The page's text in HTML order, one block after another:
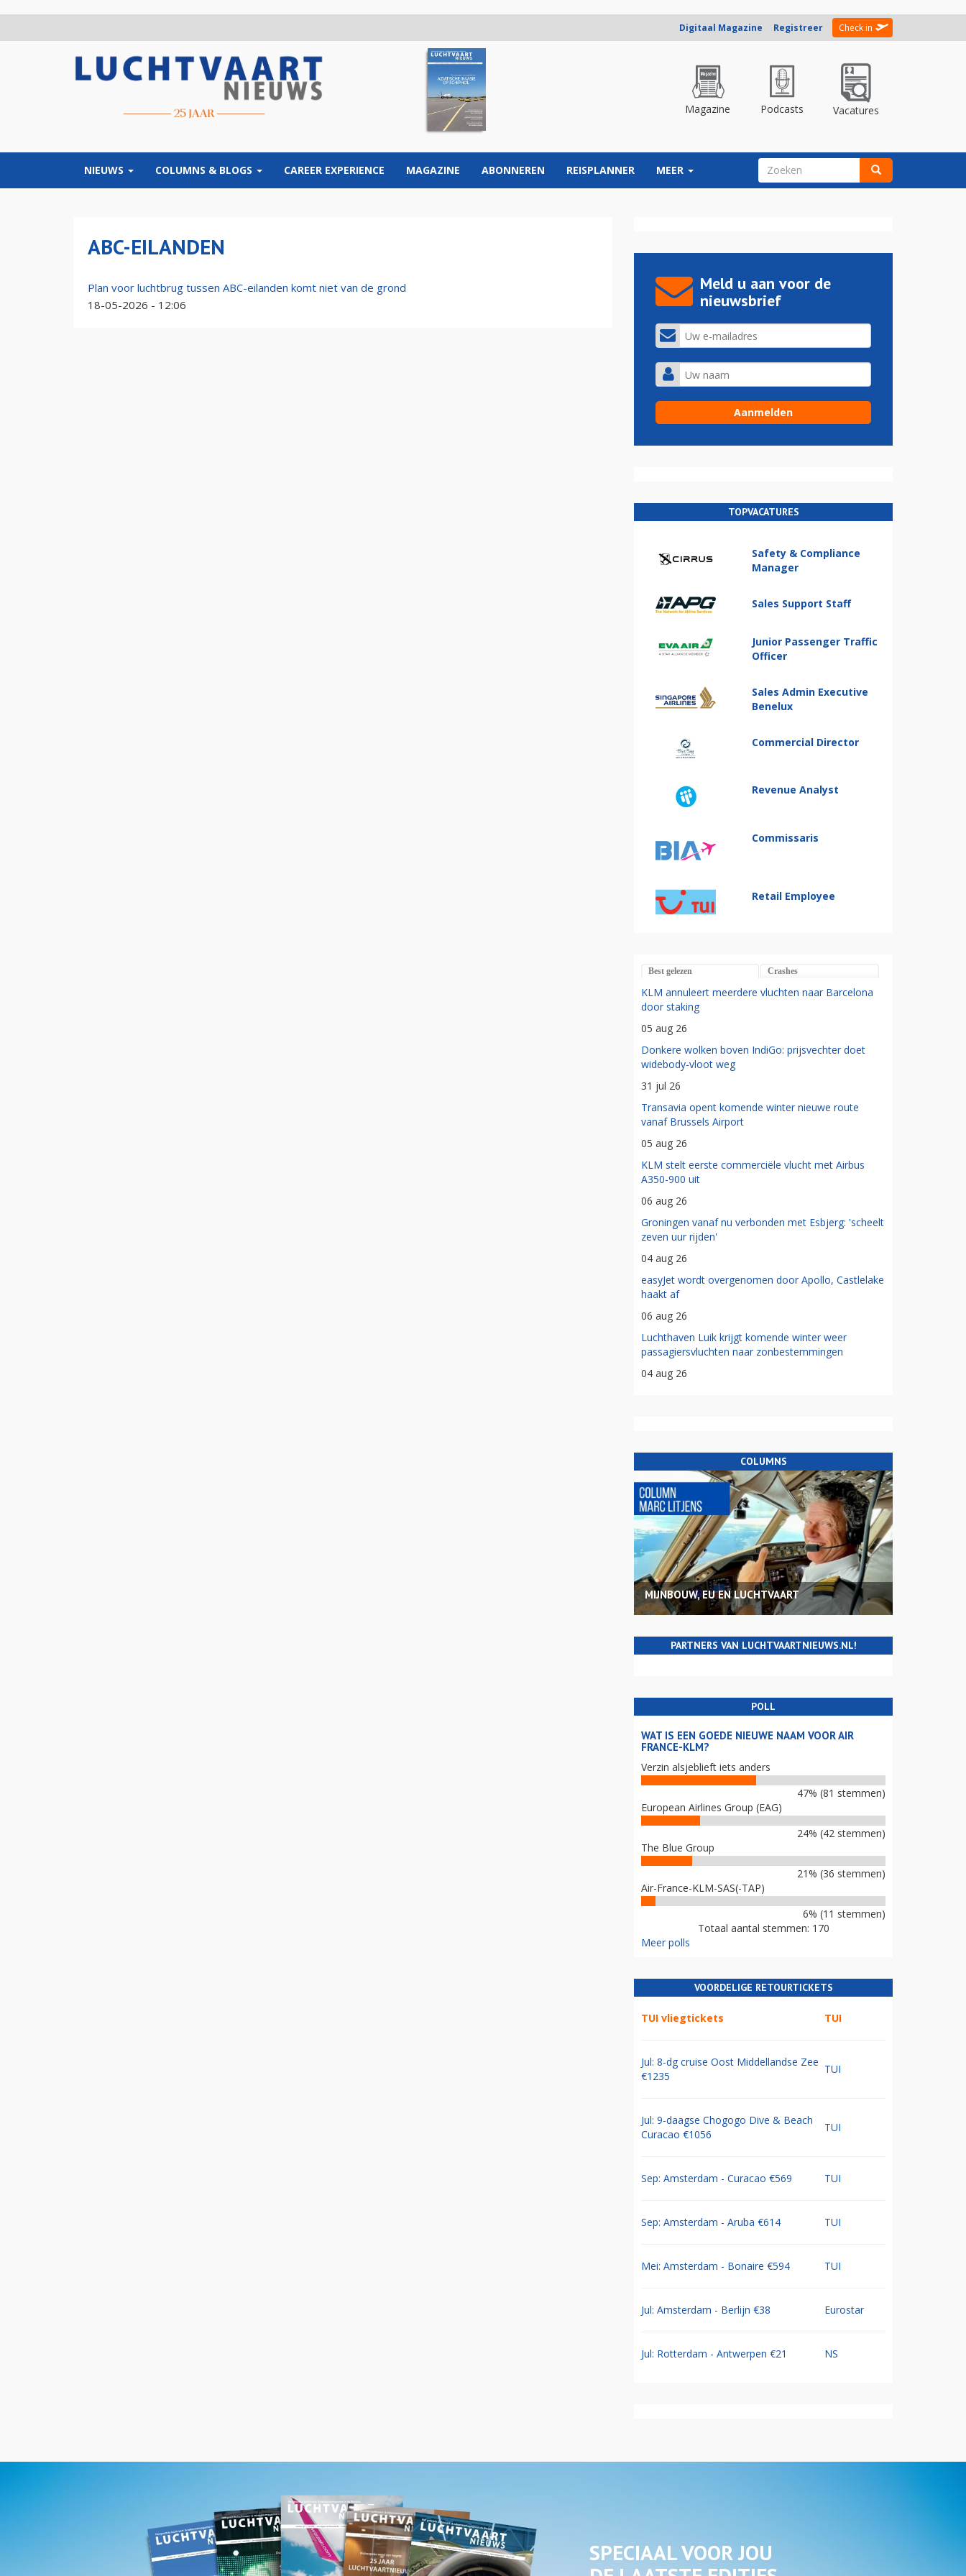
Digitaal Magazine Registreer Check in
Magazine Podcasts Vacatures
NIEUWS COLUMNS & BLOGS CAREER EXPERIENCE MAGAZINE ABONNEREN REISPLANNER MEER ZOEKVELD
ABC-EILANDEN
Plan voor luchtbrug tussen ABC-eilanden komt niet van de grond
18-05-2026 - 12:06
Meld u aan voor de
nieuwsbrief
TOPVACATURES
Safety & Compliance
Manager
Sales Support Staff
Junior Passenger Traffic
Officer
Sales Admin Executive
Benelux
Commercial Director
Revenue Analyst
Commissaris
Retail Employee
Best gelezen Crashes
KLM annuleert meerdere vluchten naar Barcelona
door staking
05 aug 26
Donkere wolken boven IndiGo: prijsvechter doet
widebody-vloot weg
31 jul 26
Transavia opent komende winter nieuwe route
vanaf Brussels Airport
05 aug 26
KLM stelt eerste commerciële vlucht met Airbus
A350-900 uit
06 aug 26
Groningen vanaf nu verbonden met Esbjerg: 'scheelt
zeven uur rijden'
04 aug 26
easyJet wordt overgenomen door Apollo, Castlelake
haakt af
06 aug 26
Luchthaven Luik krijgt komende winter weer
passagiersvluchten naar zonbestemmingen
04 aug 26
COLUMNS
MIJNBOUW, EU EN LUCHTVAART
PARTNERS VAN LUCHTVAARTNIEUWS.NL!
POLL
WAT IS EEN GOEDE NIEUWE NAAM VOOR AIR
FRANCE-KLM?
Verzin alsjeblieft iets anders
47% (81 stemmen)
European Airlines Group (EAG)
24% (42 stemmen)
The Blue Group
21% (36 stemmen)
Air-France-KLM-SAS(-TAP)
6% (11 stemmen)
Totaal aantal stemmen: 170
Meer polls
VOORDELIGE RETOURTICKETS
TUI vliegtickets TUI
Jul: 8-dg cruise Oost Middellandse Zee
€1235
TUI
Jul: 9-daagse Chogogo Dive & Beach
Curacao €1056
TUI
Sep: Amsterdam - Curacao €569 TUI
Sep: Amsterdam - Aruba €614 TUI
Mei: Amsterdam - Bonaire €594 TUI
Jul: Amsterdam - Berlijn €38 Eurostar
Jul: Rotterdam - Antwerpen €21 NS
SPECIAAL VOOR JOU